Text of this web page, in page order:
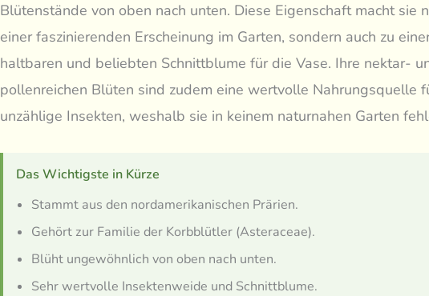
Blütenstände von oben nach unten. Diese Eigenschaft macht sie
einer faszinierenden Erscheinung im Garten, sondern auch zu
haltbaren und beliebten Schnittblume für die Vase. Ihre nektar-
pollenreichen Blüten sind zudem eine wertvolle Nahrungsquelle
unzählige Insekten, weshalb sie in keinem naturnahen Garten
Das Wichtigste in Kürze
Stammt aus den nordamerikanischen Prärien.
Gehört zur Familie der Korbblütler (Asteraceae).
Blüht ungewöhnlich von oben nach unten.
Sehr wertvolle Insektenweide und Schnittblume.